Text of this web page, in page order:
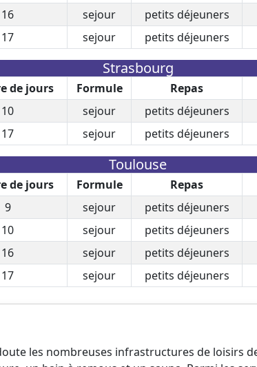
16 sejour petits déjeuners
17 sejour petits déjeuners
Strasbourg
de jours Formule Repas
10 sejour petits déjeuners
17 sejour petits déjeuners
Toulouse
de jours Formule Repas
9 sejour petits déjeuners
10 sejour petits déjeuners
16 sejour petits déjeuners
17 sejour petits déjeuners
les nombreuses infrastructures de loisirs